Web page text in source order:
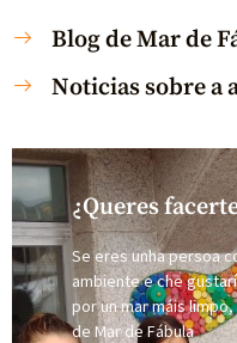
Blog de Mar de
Noticias sobre a
¿Queres
Se eres unha persoa
ambiente e che
por un mar máis
de Mar de Fábula